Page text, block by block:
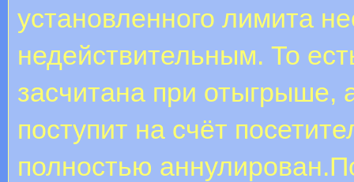
установленного лимита
недействительным. То
засчитана при отыгрыше,
поступит на счёт
полностью